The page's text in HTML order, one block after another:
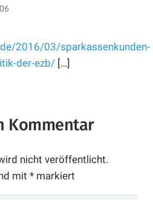
2016/03/sparkassenkunden-
der-ezb/[…]
Kommentar
nicht veröffentlicht.
mit *markiert